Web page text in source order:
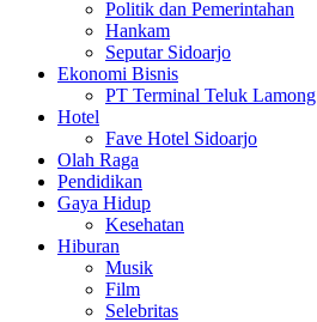
Politik dan Pemerintahan
Hankam
Seputar Sidoarjo
Ekonomi Bisnis
PT Terminal Teluk Lamong
Hotel
Fave Hotel Sidoarjo
Olah Raga
Pendidikan
Gaya Hidup
Kesehatan
Hiburan
Musik
Film
Selebritas